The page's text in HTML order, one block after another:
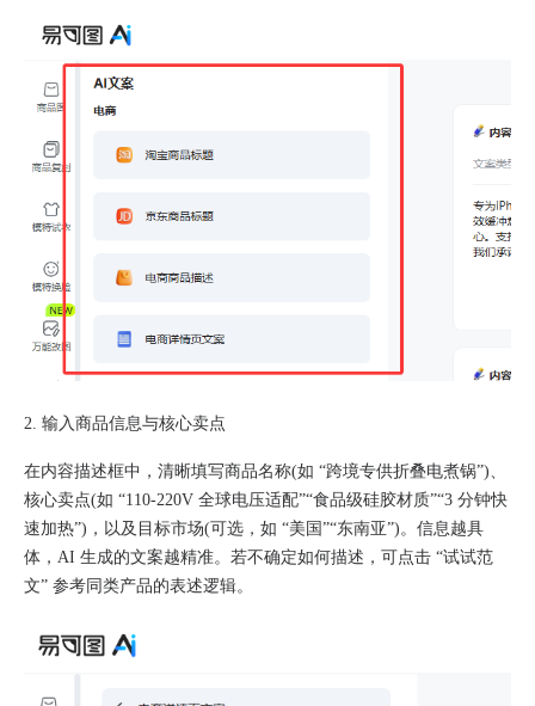
2. 输入商品信息与核心卖点
在内容描述框中，清晰填写商品名称(如 “跨境专供折叠电煮锅”)、
核心卖点(如 “110-220V 全球电压适配”“食品级硅胶材质”“3 分钟快
速加热”)，以及目标市场(可选，如 “美国”“东南亚”)。信息越具
体，AI 生成的文案越精准。若不确定如何描述，可点击 “试试范
文” 参考同类产品的表述逻辑。